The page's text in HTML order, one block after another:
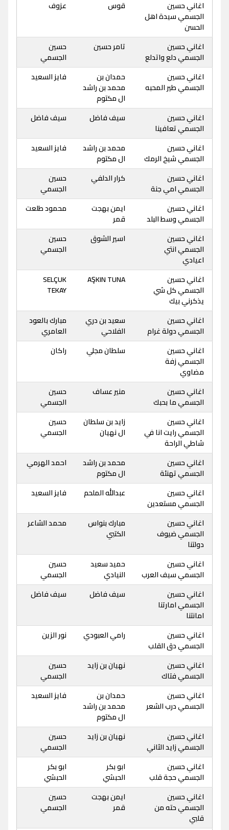
اغاني حسين
الجسمي سيدة اهل
الحسن
قوس عزوف
اغاني حسين
الجسمي دلع واتدلع
تامر حسين
حسين
الجسمي
اغاني حسين
الجسمي طير المحبه
حمدان بن
محمد بن راشد
ال مكتوم
فايز السعيد
اغاني حسين
الجسمي تعافينا
سيف فاضل سيف فاضل
اغاني حسين
الجسمي شيخ الرمك
محمد بن راشد
ال مكتوم
فايز السعيد
اغاني حسين
الجسمي امي جنة
كرار الدلفي
حسين
الجسمي
اغاني حسين
الجسمي وسط البلد
ايمن بهجت
قمر
محمود طلعت
اغاني حسين
الجسمي انتي
اعيادي
اسير الشوق
حسين
الجسمي
اغاني حسين
الجسمي كل شي
يذكرني بيك
AŞKIN TUNA
SELÇUK
TEKAY
اغاني حسين
الجسمي دولة غرام
سعيد بن دري
الفلاحي
مبارك بالعود
العامري
اغاني حسين
الجسمي زفة
مضاوي
سلطان مجلي راكان
اغاني حسين
الجسمي ما بحبك
منير عساف
حسين
الجسمي
اغاني حسين
الجسمي رايت انا في
شاطي الراحة
زايد بن سلطان
ال نهيان
حسين
الجسمي
اغاني حسين
الجسمي تهنئة
محمد بن راشد
ال مكتوم
احمد الهرمي
اغاني حسين
الجسمي مستعدين
عبدالله الملحم فايز السعيد
اغاني حسين
الجسمي ضيوف
دولتنا
مبارك بنواس
الكتبي
محمد الشاعر
اغاني حسين
الجسمي سيف العرب
حميد سعيد
النيادي
حسين
الجسمي
اغاني حسين
الجسمي امارتنا
امانتنا
سيف فاضل سيف فاضل
اغاني حسين
الجسمي دق القلب
رامي العبودي نور الزين
اغاني حسين
الجسمي فتاك
نهيان بن زايد
حسين
الجسمي
اغاني حسين
الجسمي درب الشعر
حمدان بن
محمد بن راشد
ال مكتوم
فايز السعيد
اغاني حسين
الجسمي زايد الثاني
نهيان بن زايد
حسين
الجسمي
اغاني حسين
الجسمي حجة قلب
ابو بكر
الحبشي
ابو بكر
الحبشي
اغاني حسين
الجسمي حته من
قلبي
ايمن بهجت
قمر
حسين
الجسمي